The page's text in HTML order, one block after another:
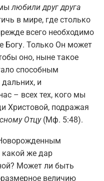
мылюбили друг друга
в мире, где столько
всего необходимо
Богу. Только Он может
оно, ныне такое
способным
и
– всех тех, кого мы
Христовой, подражая
Отцу(Мф. 5:48).
же дар
Может ли быть
величию